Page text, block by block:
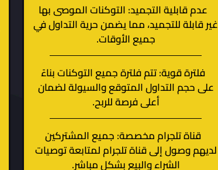
عدم قابلية التجميد: التوكنات الموصى بها
غير قابلة للتجميد، مما يضمن حرية التداول في
جميع الأوقات.
فلترة قوية: تتم فلترة جميع التوكنات بناءً
على حجم التداول المتوقع والسيولة لضمان
أعلى فرصة للربح.
قناة تلجرام مخصصة: جميع المشتركين
لديهم وصول إلى قناة تلجرام لمتابعة توصيات
الشراء والبيع بشكل مباشر.